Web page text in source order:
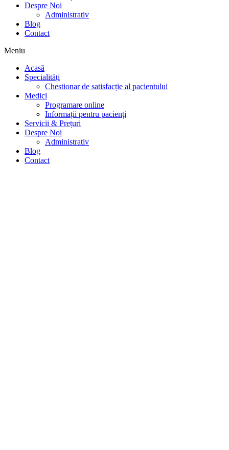
Despre Noi
Administrativ
Blog
Contact
Meniu
Acasă
Specialități
Chestionar de satisfacție al pacientului
Medici
Programare online
Informații pentru pacienți
Servicii & Prețuri
Despre Noi
Administrativ
Blog
Contact